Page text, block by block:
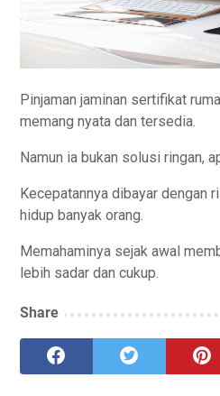
Pinjaman jaminan sertifikat
memang nyata dan tersedia.
Namun ia bukan solusi ringan,
Kecepatannya dibayar dengan
hidup banyak orang.
Memahaminya sejak awal
lebih sadar dan cukup.
Share